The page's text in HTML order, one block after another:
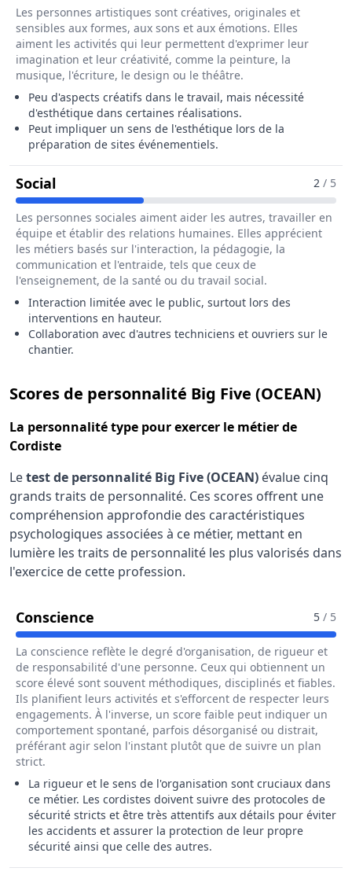
Les personnes artistiques sont créatives, originales et
sensibles aux formes, aux sons et aux émotions. Elles
aiment les activités qui leur permettent d'exprimer leur
imagination et leur créativité, comme la peinture, la
musique, l'écriture, le design ou le théâtre.
Peu d'aspects créatifs dans le travail, mais nécessité
d'esthétique dans certaines réalisations.
Peut impliquer un sens de l'esthétique lors de la
préparation de sites événementiels.
SocialPour Le Métier De Cordiste 2 / 5
Les personnes sociales aiment aider les autres, travailler en
équipe et établir des relations humaines. Elles apprécient
les métiers basés sur l'interaction, la pédagogie, la
communication et l'entraide, tels que ceux de
l'enseignement, de la santé ou du travail social.
Interaction limitée avec le public, surtout lors des
interventions en hauteur.
Collaboration avec d'autres techniciens et ouvriers sur le
chantier.
Scores de personnalité Big Five (OCEAN)
La personnalité type pour exercer le métier de
Cordiste
Letest de personnalité Big Five (OCEAN) évalue cinq
grands traits de personnalité. Ces scores offrent une
compréhension approfondie des caractéristiques
psychologiques associées à ce métier, mettant en
lumière les traits de personnalité les plus valorisés dans
l'exercice de cette profession.
Conscience 5 / 5
La conscience reflète le degré d'organisation, de rigueur et
de responsabilité d'une personne. Ceux qui obtiennent un
score élevé sont souvent méthodiques, disciplinés et fiables.
Ils planifient leurs activités et s'efforcent de respecter leurs
engagements. À l'inverse, un score faible peut indiquer un
comportement spontané, parfois désorganisé ou distrait,
préférant agir selon l'instant plutôt que de suivre un plan
strict.
La rigueur et le sens de l'organisation sont cruciaux dans
ce métier. Les cordistes doivent suivre des protocoles de
sécurité stricts et être très attentifs aux détails pour éviter
les accidents et assurer la protection de leur propre
sécurité ainsi que celle des autres.